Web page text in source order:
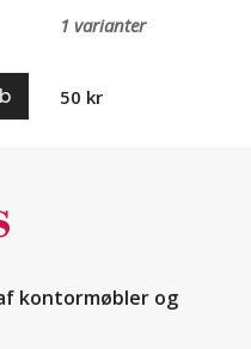
1 varianter
50 kr
kontormøbler og